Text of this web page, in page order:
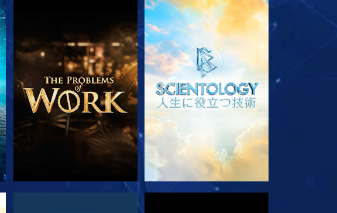
シリーズを探求